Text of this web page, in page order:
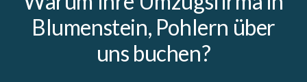
Blumenstein, Pohlern über
uns buchen?